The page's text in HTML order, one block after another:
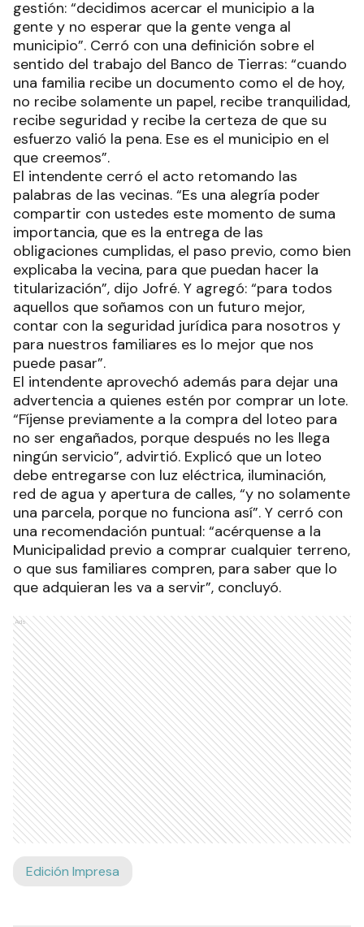
gestión: “decidimos acercar el municipio a la
gente y no esperar que la gente venga al
municipio”. Cerró con una definición sobre el
sentido del trabajo del Banco de Tierras: “cuando
una familia recibe un documento como el de hoy,
no recibe solamente un papel, recibe tranquilidad,
recibe seguridad y recibe la certeza de que su
esfuerzo valió la pena. Ese es el municipio en el
que creemos”.
El intendente cerró el acto retomando las
palabras de las vecinas. “Es una alegría poder
compartir con ustedes este momento de suma
importancia, que es la entrega de las
obligaciones cumplidas, el paso previo, como bien
explicaba la vecina, para que puedan hacer la
titularización”, dijo Jofré. Y agregó: “para todos
aquellos que soñamos con un futuro mejor,
contar con la seguridad jurídica para nosotros y
para nuestros familiares es lo mejor que nos
puede pasar”.
El intendente aprovechó además para dejar una
advertencia a quienes estén por comprar un lote.
“Fíjense previamente a la compra del loteo para
no ser engañados, porque después no les llega
ningún servicio”, advirtió. Explicó que un loteo
debe entregarse con luz eléctrica, iluminación,
red de agua y apertura de calles, “y no solamente
una parcela, porque no funciona así”. Y cerró con
una recomendación puntual: “acérquense a la
Municipalidad previo a comprar cualquier terreno,
o que sus familiares compren, para saber que lo
que adquieran les va a servir”, concluyó.
Ads
Edición Impresa